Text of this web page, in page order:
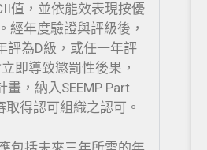
值，並依能效表現按優
經年度驗證與評級後，
評為D級，或任一年評
即導致懲罰性後果，
畫，納入SEEMP Part
取得認可組織之認可。